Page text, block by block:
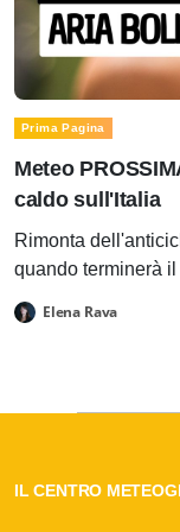
Prima Pagina
Meteo
caldo sull'Italia
Rimonta
quando terminerà
Elena Rava
IL CENTRO